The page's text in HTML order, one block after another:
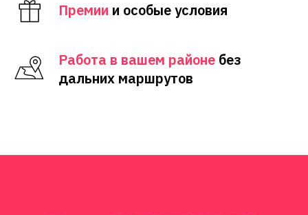
Премии и особые условия
Работа в вашем районе без
дальних маршрутов